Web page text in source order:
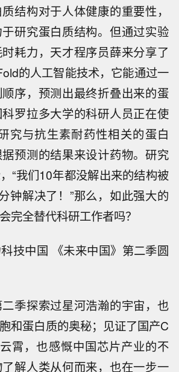
结构对于人体健康的重要性，
研究蛋白质结构。但通过实验
耗力，天才程序员薛来分享了
的人工智能技术，它能通过一
序，预测出最终折叠出来的蛋
罗拉多大学的科研人员正在使
究与抗生素耐药性相关的蛋白
预测的结果来设计药物。研究
“我们10年都没解出来的结构被
钟解决了！”那么，如此强大的
完全替代科研工作者吗？
技中国 《未来中国》第二季圆
二季探索过星河浩瀚的宇宙，也
和蛋白质的奥秘；见证了国产C
霄，也感慨中国芯片产业的不
解人类从何而来，也在一步一